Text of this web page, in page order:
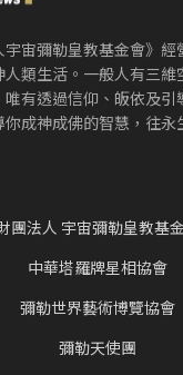
宙彌勒皇教基金會》
類生活。一般人有三維
有透過信仰、皈依及
成神成佛的智慧，往永
團法人 宇宙彌勒皇教基
中華塔羅牌星相協會
彌勒世界藝術博覽協會
彌勒天使團